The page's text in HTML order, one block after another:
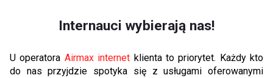
Internauci wybierają nas!
U operatora Airmax internet klienta to priorytet. Każdy kto
do nas przyjdzie spotyka się z usługami oferowanymi